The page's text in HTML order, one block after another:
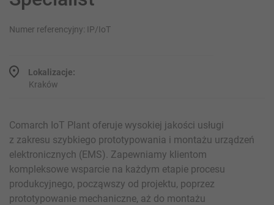
Numer referencyjny: IP/IoT
Lokalizacje:
Kraków
Comarch IoT Plant oferuje wysokiej jakości usługi
z zakresu szybkiego prototypowania i montażu urządzeń
elektronicznych (EMS). Zapewniamy klientom
kompleksowe wsparcie na każdym etapie procesu
produkcyjnego, począwszy od projektu, poprzez
prototypowanie mechaniczne, aż do montażu